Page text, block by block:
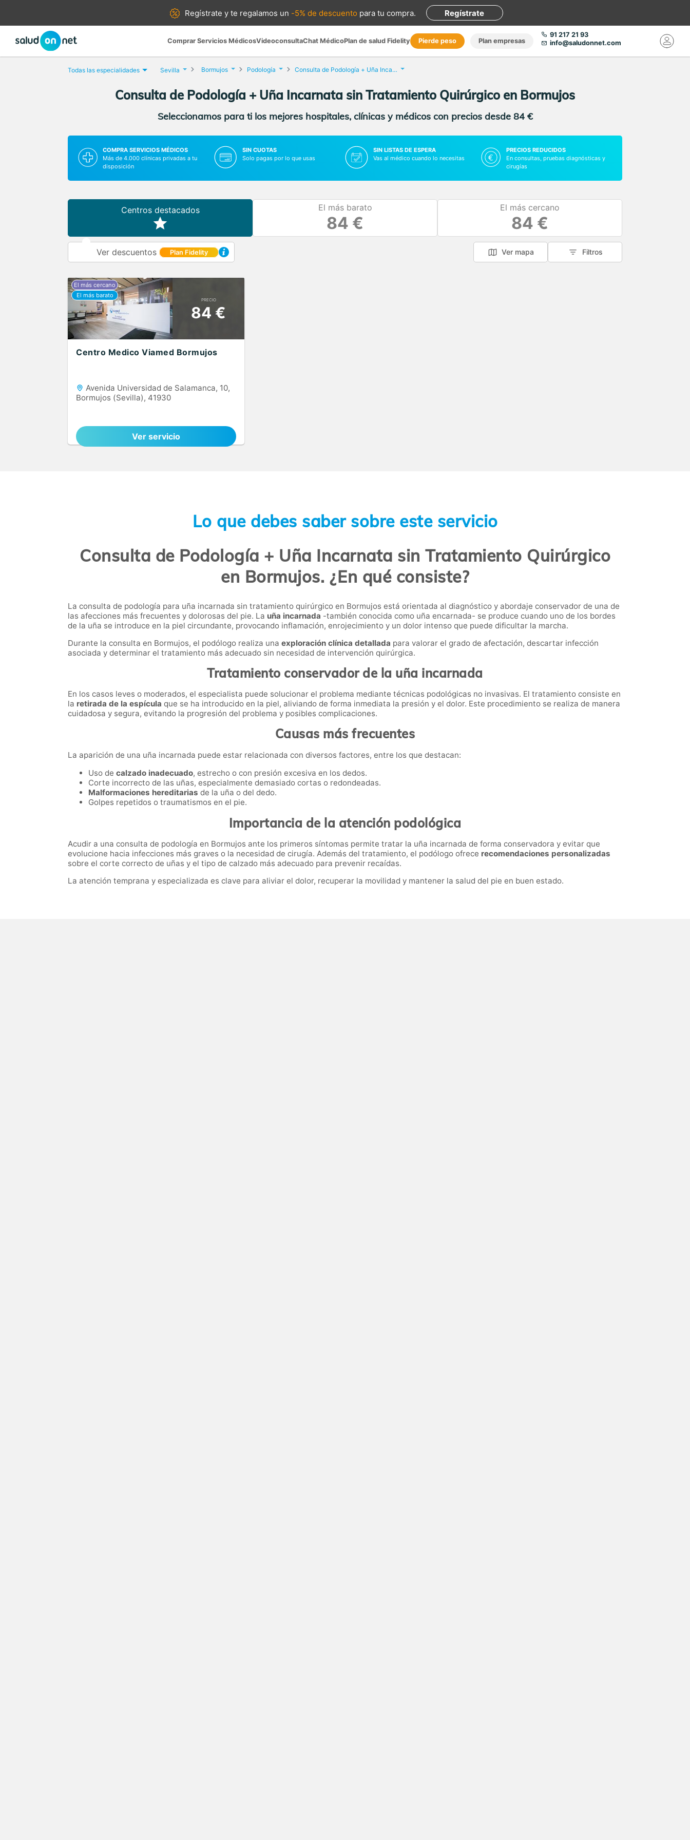
Regístrate yte regalamos un -5% de descuento para tu compra. Regístrate
Comprar Servicios MédicosVideoconsultaChat MédicoPlan de salud Fidelity Pierde peso Plan empresas
91 217 21 93
info@saludonnet.com
Todas las especialidades Sevilla Bormujos Podología Consulta de Podología + Uña Incarnata sin Tratamiento Quirúrgico
Consulta de Podología + Uña Incarnata sin Tratamiento Quirúrgico en Bormujos
Seleccionamos para ti los mejores hospitales, clínicas y médicos con precios desde 84 €
COMPRA SERVICIOS MÉDICOS
Más de 4.000 clínicas privadas a tu
disposición
SIN CUOTAS
Solo pagas por lo que usas
SIN LISTAS DE ESPERA
Vas al médico cuando lo necesitas
PRECIOS REDUCIDOS
En consultas, pruebas diagnósticas y
cirugías
Centros destacados El más barato
84 €
El más cercano
84 €
Ver descuentos Plan Fidelity Ver mapa Filtros
PRECIO
84 €
Centro Medico Viamed Bormujos
Avenida Universidad de Salamanca, 10,
Bormujos (Sevilla), 41930
Ver servicio
Lo que debes saber sobre este servicio
Consulta de Podología + Uña Incarnata sin Tratamiento Quirúrgico
en Bormujos. ¿En qué consiste?
La consulta de podología para uña incarnada sin tratamiento quirúrgico en Bormujos está orientada al diagnóstico y abordaje conservador de una de
las afecciones más frecuentes y dolorosas del pie. La uña incarnada -también conocida como uña encarnada- se produce cuando uno de los bordes
de la uña se introduce en la piel circundante, provocando inflamación, enrojecimiento y un dolor intenso que puede dificultar la marcha.
Durante la consulta en Bormujos, el podólogo realiza una exploración clínica detallada para valorar el grado de afectación, descartar infección
asociada y determinar el tratamiento más adecuado sin necesidad de intervención quirúrgica.
Tratamiento conservador de la uña incarnada
En los casos leves o moderados, el especialista puede solucionar el problema mediante técnicas podológicas no invasivas. El tratamiento consiste en
la retirada de la espícula que se ha introducido en la piel, aliviando de forma inmediata la presión y el dolor. Este procedimiento se realiza de manera
cuidadosa y segura, evitando la progresión del problema y posibles complicaciones.
Causas más frecuentes
La aparición de una uña incarnada puede estar relacionada con diversos factores, entre los que destacan:
Uso de calzado inadecuado, estrecho o con presión excesiva en los dedos.
Corte incorrecto de las uñas, especialmente demasiado cortas o redondeadas.
Malformaciones hereditarias de la uña o del dedo.
Golpes repetidos o traumatismos en el pie.
Importancia de la atención podológica
Acudir a una consulta de podología en Bormujos ante los primeros síntomas permite tratar la uña incarnada de forma conservadora y evitar que
evolucione hacia infecciones más graves o la necesidad de cirugía. Además del tratamiento, el podólogo ofrece recomendaciones personalizadas
sobre el corte correcto de uñas y el tipo de calzado más adecuado para prevenir recaídas.
La atención temprana y especializada es clave para aliviar el dolor, recuperar la movilidad y mantener la salud del pie en buen estado.